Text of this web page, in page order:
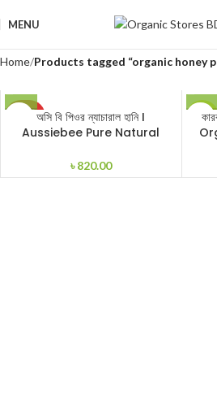
MENU
Home Products tagged “organic honey
SOLDঅসি বি পিওর ন্যাচারাল হানি I
Aussiebee Pure Natural
৳820.00
HOT